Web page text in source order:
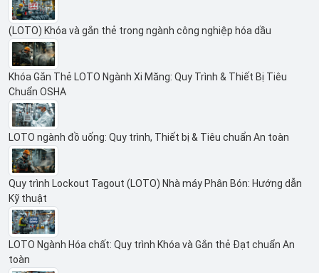
(LOTO) Khóa và gắn thẻ trong ngành công nghiệp hóa dầu
Khóa Gắn Thẻ LOTO Ngành Xi Măng: Quy Trình & Thiết Bị Tiêu
Chuẩn OSHA
LOTO ngành đồ uống: Quy trình, Thiết bị & Tiêu chuẩn An toàn
Quy trình Lockout Tagout (LOTO) Nhà máy Phân Bón: Hướng dẫn
Kỹ thuật
LOTO Ngành Hóa chất: Quy trình Khóa và Gắn thẻ Đạt chuẩn An
toàn